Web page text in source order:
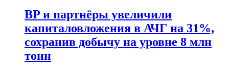
BP и партнёры увеличили
капиталовложения в АЧГ на 31%,
сохранив добычу на уровне 8 млн
тонн